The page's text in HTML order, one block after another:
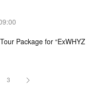
Package for “ExWHYZ
3